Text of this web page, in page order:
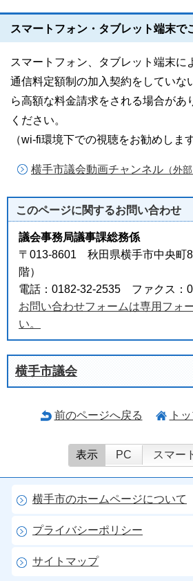
スマートフォン・タブレット端末で
スマートフォン、タブレット端末に
通信料定額制の加入契約をしていな
ら高額な料金請求をされる場合があ
ください。
（wi-fi環境下での視聴をお勧めしま
横手市議会動画チャンネル （外
このページに関するお問い合わせ
議会事務局議事課総務係
〒013-8601 秋田県横手市中央町
階）
電話：0182-32-2535 ファクス：
お問い合わせフォームは専用フォ
い。
横手市議会
前のページへ戻る ト
表示 PC スマー
横手市のホームページについて
プライバシーポリシー
サイトマップ